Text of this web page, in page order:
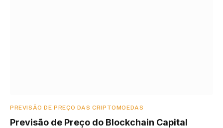
PREVISÃO DE PREÇO DAS CRIPTOMOEDAS
Previsão de Preço do Blockchain Capital